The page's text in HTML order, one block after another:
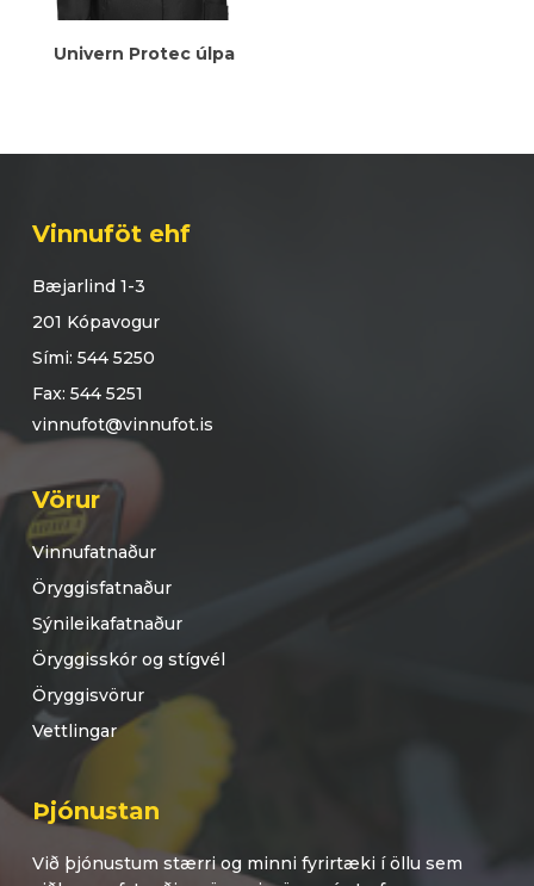
Meiri Upplýsingar
Univern Protec úlpa
Vinnuföt ehf
Bæjarlind 1-3
201 Kópavogur
Sími: 544 5250
Fax: 544 5251
vinnufot@vinnufot.is
Vörur
Vinnufatnaður
Öryggisfatnaður
Sýnileikafatnaður
Öryggisskór og stígvél
Öryggisvörur
Vettlingar
Þjónustan
Við þjónustum stærri og minni fyrirtæki í öllu sem